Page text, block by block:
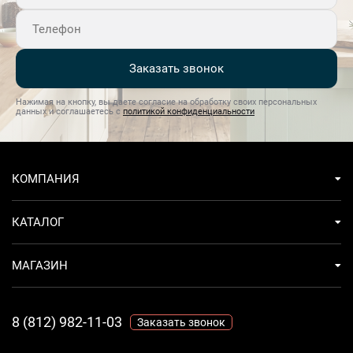
Заказать звонок
Нажимая на кнопку, вы даете согласие на обработку своих персональных
данных и соглашаетесь с политикой конфиденциальности
КОМПАНИЯ
КАТАЛОГ
МАГАЗИН
8 (812) 982-11-03 Заказать звонок